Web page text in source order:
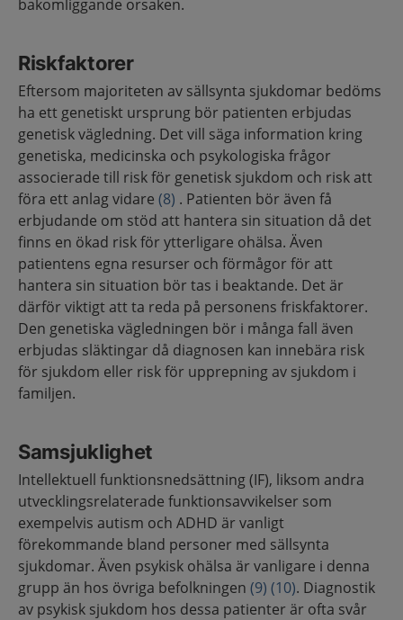
bakomliggande orsaken.
Riskfaktorer
Eftersom majoriteten av sällsynta sjukdomar bedöms
ha ett genetiskt ursprung bör patienten erbjudas
genetisk vägledning. Det vill säga information kring
genetiska, medicinska och psykologiska frågor
associerade till risk för genetisk sjukdom och risk att
föra ett anlag vidare (8) . Patienten bör även få
erbjudande om stöd att hantera sin situation då det
finns en ökad risk för ytterligare ohälsa. Även
patientens egna resurser och förmågor för att
hantera sin situation bör tas i beaktande. Det är
därför viktigt att ta reda på personens friskfaktorer.
Den genetiska vägledningen bör i många fall även
erbjudas släktingar då diagnosen kan innebära risk
för sjukdom eller risk för upprepning av sjukdom i
familjen.
Samsjuklighet
Intellektuell funktionsnedsättning (IF), liksom andra
utvecklingsrelaterade funktionsavvikelser som
exempelvis autism och ADHD är vanligt
förekommande bland personer med sällsynta
sjukdomar. Även psykisk ohälsa är vanligare i denna
grupp än hos övriga befolkningen (9) (10). Diagnostik
av psykisk sjukdom hos dessa patienter är ofta svår